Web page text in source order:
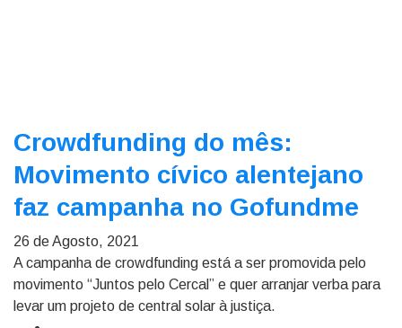
Crowdfunding do mês:
Movimento cívico alentejano
faz campanha no Gofundme
26 de Agosto, 2021
A campanha de crowdfunding está a ser promovida pelo
movimento “Juntos pelo Cercal” e quer arranjar verba para
levar um projeto de central solar à justiça.